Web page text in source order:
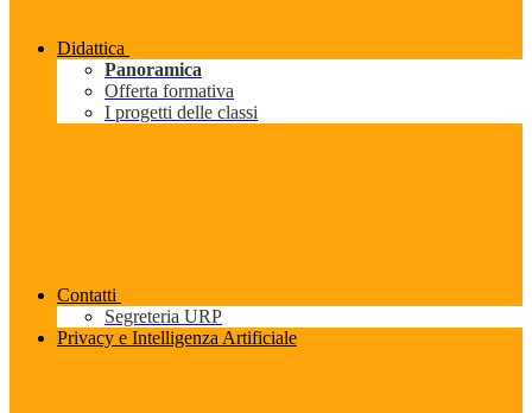
Didattica
Panoramica
Offerta formativa
I progetti delle classi
Contatti
Segreteria URP
Privacy e Intelligenza Artificiale